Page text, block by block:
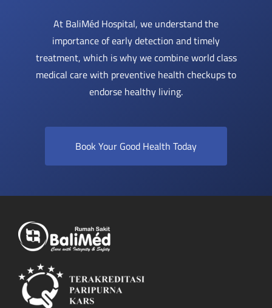
At BaliMéd Hospital, we understand the
importance of early detection and timely
treatment, which is why we combine world class
medical care with preventive health checkups to
endorse healthy living.
Book Your Good Health Today